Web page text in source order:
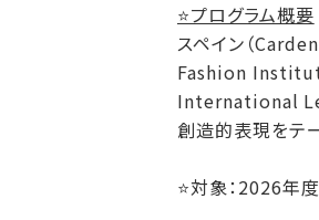
⭐️プログラム概要
スペイン（
Fashion
International
創造的表現をテ
⭐️対象：2026年